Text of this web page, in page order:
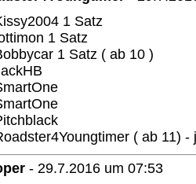
1 Satz
1 Satz
1 Satz ( ab 10 )
( ab 11)
- 29.7.2016 um 07:53